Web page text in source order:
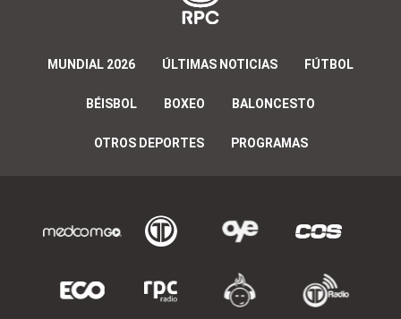
MUNDIAL 2026 ÚLTIMAS NOTICIAS FÚTBOL
BÉISBOL BOXEO BALONCESTO
OTROS DEPORTES PROGRAMAS